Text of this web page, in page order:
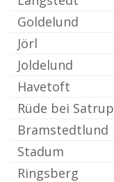
Goldelund
Jörl
Joldelund
Havetoft
Rüde bei Satrup
Bramstedtlund
Stadum
Ringsberg